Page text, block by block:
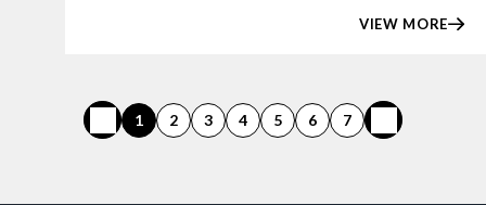
VIEW MORE
1 2 3 4 5 6 7